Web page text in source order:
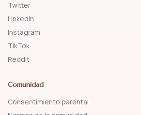
Twitter
LinkedIn
Instagram
TikTok
Reddit
Comunidad
Consentimiento parental